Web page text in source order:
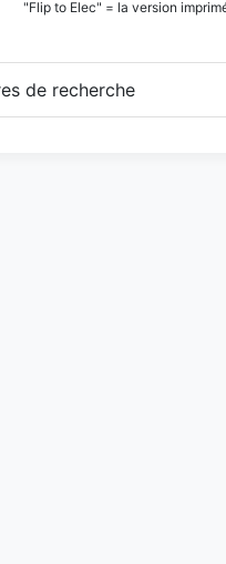
"Flip to Elec" = la version
de recherche